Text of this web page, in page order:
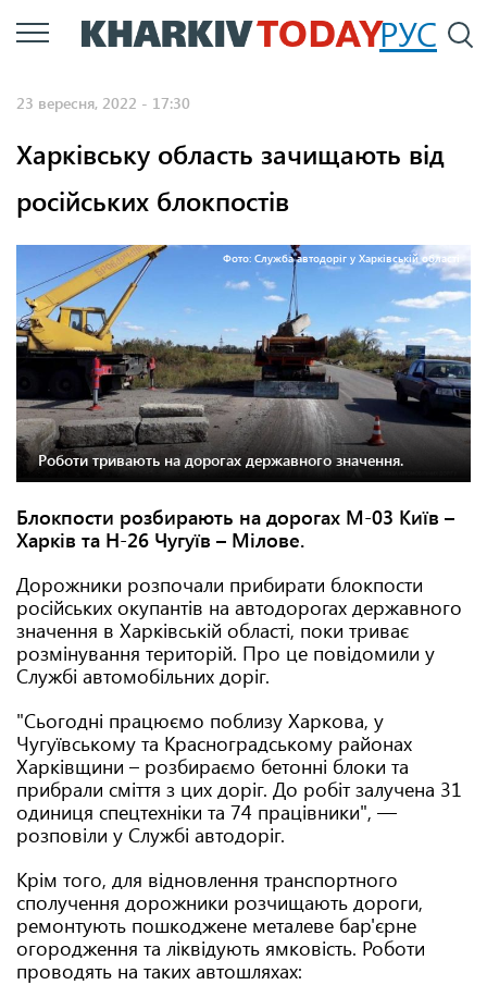
Перейти
до
РУС
23 вересня, 2022 - 17:30
Харківську область зачищають від
російських блокпостів
Фото: Служба автодоріг у Харківській області
Роботи тривають на дорогах державного значення.
Блокпости розбирають на дорогах М-03 Київ –
Харків та Н-26 Чугуїв – Мілове.
Дорожники розпочали прибирати блокпости
російських окупантів на автодорогах державного
значення в Харківській області, поки триває
розмінування територій. Про це повідомили у
Службі автомобільних доріг.
"Сьогодні працюємо поблизу Харкова, у
Чугуївському та Красноградському районах
Харківщини – розбираємо бетонні блоки та
прибрали сміття з цих доріг. До робіт залучена 31
одиниця спецтехніки та 74 працівники", —
розповіли у Службі автодоріг.
Крім того, для відновлення транспортного
сполучення дорожники розчищають дороги,
ремонтують пошкоджене металеве бар'єрне
огородження та ліквідують ямковість. Роботи
проводять на таких автошляхах: